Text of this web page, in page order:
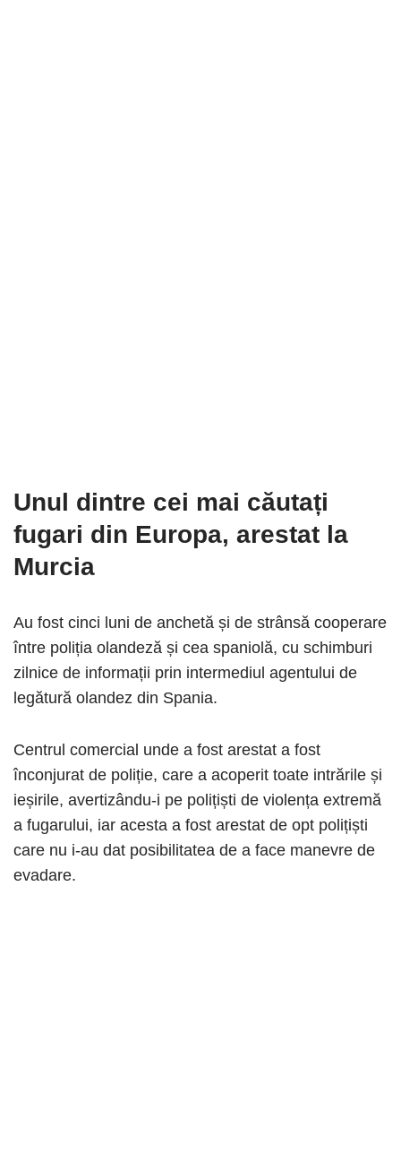
Unul dintre cei mai căutați
fugari din Europa, arestat la
Murcia
Au fost cinci luni de anchetă și de strânsă cooperare
între poliția olandeză și cea spaniolă, cu schimburi
zilnice de informații prin intermediul agentului de
legătură olandez din Spania.
Centrul comercial unde a fost arestat a fost
înconjurat de poliție, care a acoperit toate intrările și
ieșirile, avertizându-i pe polițiști de violența extremă
a fugarului, iar acesta a fost arestat de opt polițiști
care nu i-au dat posibilitatea de a face manevre de
evadare.